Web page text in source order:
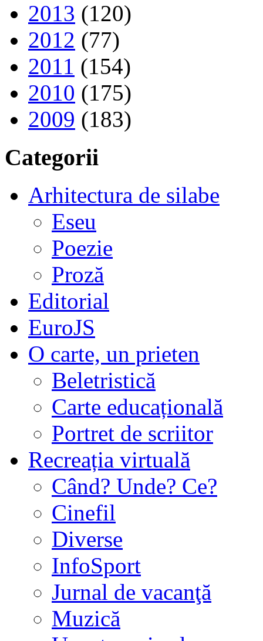
2013 (120)
2012 (77)
2011 (154)
2010 (175)
2009 (183)
Categorii
Arhitectura de silabe
Eseu
Poezie
Proză
Editorial
EuroJS
O carte, un prieten
Beletristică
Carte educațională
Portret de scriitor
Recreația virtuală
Când? Unde? Ce?
Cinefil
Diverse
InfoSport
Jurnal de vacanţă
Muzică